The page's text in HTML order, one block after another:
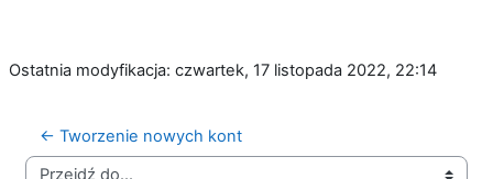
Ostatnia modyfikacja: czwartek, 17 listopada 2022, 22:14
← Tworzenie nowych kont